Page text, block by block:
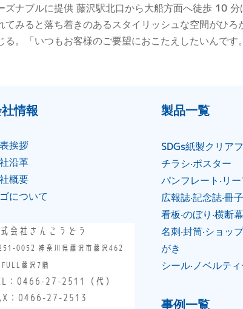
ズナブルに提供 藤沢駅北口から大船方面へ徒歩 10
てみると落ち着きのあるスタイリッシュな空間がひ
る。「いつもお客様のご要望におこたえしたいんで
情報
挨拶
沿⾰
概要
について
会社さんこうどう
0052 神奈川県藤沢市藤沢462
藤沢7階
： 0466-27-2511
（代）
：0466-27-2513
製品⼀覧
SDGs紙製クリア
チラシ‧ポスター
パンフレート‧リ
広報誌‧記念誌‧冊⼦
看板‧のぼり‧横断幕
名刺‧封筒‧ショッ
がき
シール‧ノベルテ
事例一覧